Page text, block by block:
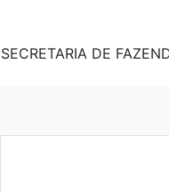
SECRETARIA DE